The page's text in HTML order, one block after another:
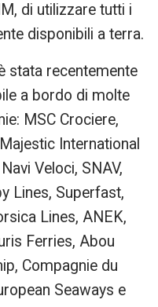
di utilizzare tutti i
disponibili a terra.
stata recentemente
a bordo di molte
MSC Crociere,
International
Veloci, SNAV,
Lines, Superfast,
Lines, ANEK,
Ferries, Abou
Compagnie du
Seaways e